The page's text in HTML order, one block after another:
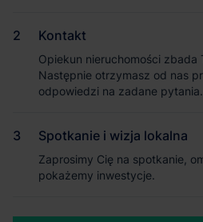
Dlaczego warto skorzystać z
Płynny proces i oszczędność czasu
skoordynuje cały proces od analizy
Negocjacje z zyskiem– dzięki
bezpieczną umowę.
Wsparcie techniczne i aranżacyjne
przejęciu.
Kontakt
Opiekun nieruchomości zbada
Następnie otrzymasz od nas
odpowiedzi na zadane pytania.
Spotkanie i wizja lokalna
Zaprosimy Cię na spotkanie,
pokażemy inwestycje.